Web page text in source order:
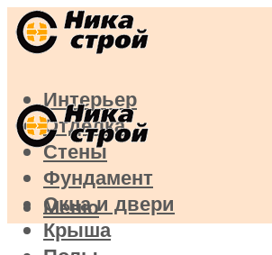
Интерьер
Отделка
Стены
Фундамент
Окна и двери
Крыша
Меню